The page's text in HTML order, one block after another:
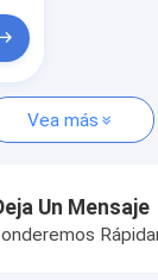
Vea más
Un Mensaje